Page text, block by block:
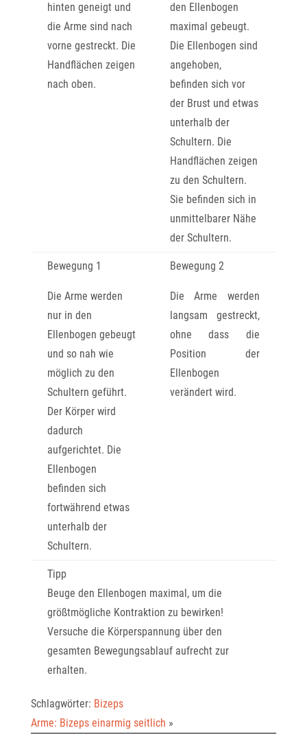
hinten geneigt und
die Arme sind nach
vorne gestreckt. Die
Handflächen zeigen
nach oben.
den Ellenbogen
maximal gebeugt.
Die Ellenbogen sind
angehoben,
befinden sich vor
der Brust und etwas
unterhalb der
Schultern. Die
Handflächen zeigen
zu den Schultern.
Sie befinden sich in
unmittelbarer Nähe
der Schultern.
Bewegung 1
Die Arme werden
nur in den
Ellenbogen gebeugt
und so nah wie
möglich zu den
Schultern geführt.
Der Körper wird
dadurch
aufgerichtet. Die
Ellenbogen
befinden sich
fortwährend etwas
unterhalb der
Schultern.
Bewegung 2
Die Arme werden
langsam gestreckt,
ohne dass die
Position der
Ellenbogen
verändert wird.
Tipp
Beuge den Ellenbogen maximal, um die
größtmögliche Kontraktion zu bewirken!
Versuche die Körperspannung über den
gesamten Bewegungsablauf aufrecht zur
erhalten.
Schlagwörter: Bizeps
Arme: Bizeps einarmig seitlich »